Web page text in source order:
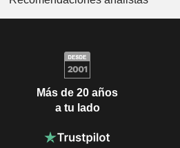
Más de 20 años
a tu lado